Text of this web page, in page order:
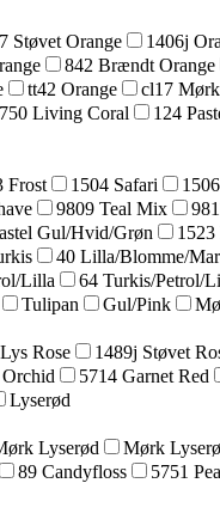
Støvet Orange 1406j
842 Brændt Orange
tt42 Orange cl17
Living Coral 124
Frost 1504 Safari
9809 Teal Mix
Gul/Hvid/Grøn 1523
40 Lilla/Blomme/
Lilla 64 Turkis/Petrol/
Tulipan Gul/Pink
Rose 1489j Støvet
5714 Garnet Red
Lyserød
Lyserød Mørk
89 Candyfloss 5751